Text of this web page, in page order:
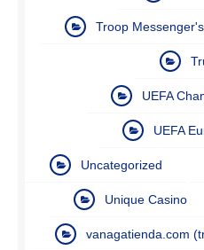
Troop
UEFA
UEFA
Uncategorized
Unique Casino
vanagatienda.com